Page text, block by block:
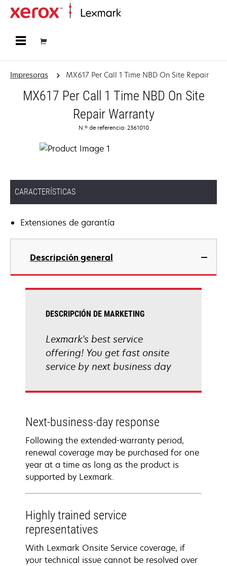
Impresoras MX617 Per Call 1 Time NBD On Site Repair
MX617 Per Call 1 Time NBD On Site
Repair Warranty
N.º de referencia: 2361010
CARACTERÍSTICAS
Extensiones de garantía
Descripción general
DESCRIPCIÓN DE MARKETING
Lexmark's best service
offering! You get fast onsite
service by next business day
Next-business-day response
Following the extended-warranty period,
renewal coverage may be purchased for one
year at a time as long as the product is
supported by Lexmark.
Highly trained service
representatives
With Lexmark Onsite Service coverage, if
your technical issue cannot be resolved over